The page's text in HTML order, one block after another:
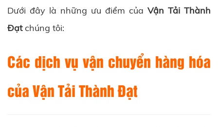
Dưới đây là những ưu điểm của Vận Tải Thành
Đạtchúng tôi:
Các dịch vụ vận chuyển hàng hóa
của Vận Tải Thành Đạt